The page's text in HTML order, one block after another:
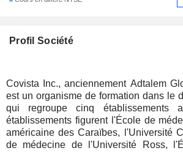
Profil Société
Covista Inc., anciennement Adtalem
est un organisme de formation dans le
qui regroupe cinq établissements
établissements figurent l'École de
américaine des Caraïbes, l'Université
de médecine de l'Université Ross,